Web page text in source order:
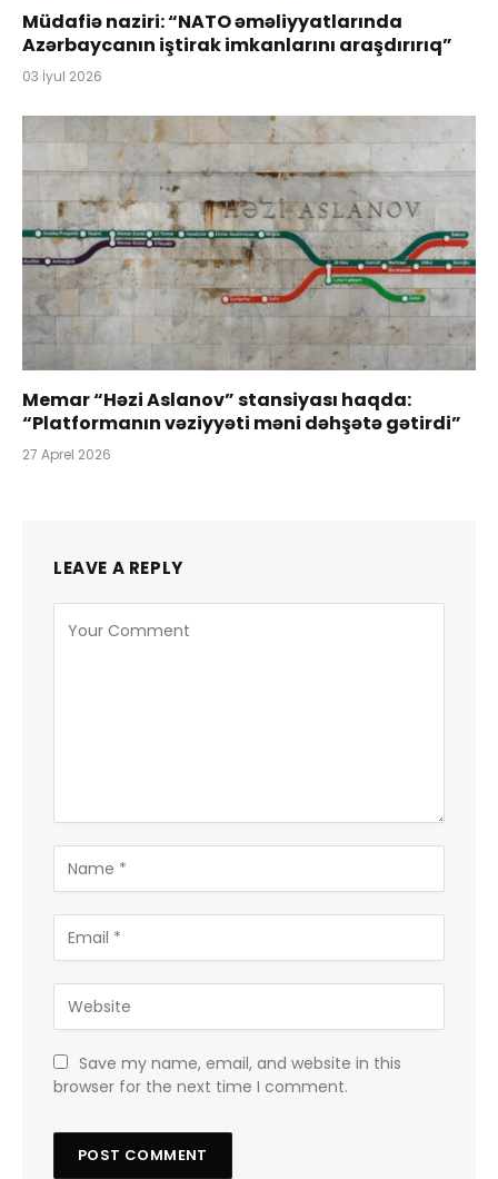
Müdafiə naziri: “NATO əməliyyatlarında
Azərbaycanın iştirak imkanlarını araşdırırıq”
03 İyul 2026
Memar “Həzi Aslanov” stansiyası haqda:
“Platformanın vəziyyəti məni dəhşətə gətirdi”
27 Aprel 2026
LEAVE A REPLY
Save my name, email, and website in this
browser for the next time I comment.